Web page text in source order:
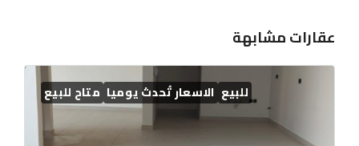
عقارات مشابهة
للبيع الاسعار تُحدث يوميا متاح للبيع